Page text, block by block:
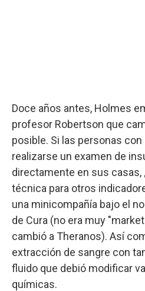
Doce años antes, Holmes
profesor Robertson que
posible. Si las personas
realizarse un examen de
directamente en sus casas,
técnica para otros
una minicompañía bajo el
de Cura (no era muy
cambió a Theranos). Así
extracción de sangre con
fluido que debió modificar
químicas.